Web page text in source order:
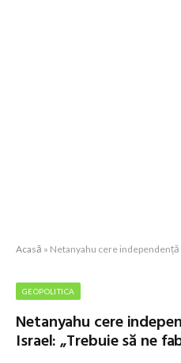
Acasă » Netanyahu cere independență militară
GEOPOLITICA
Netanyahu cere
Israel: „Trebuie să ne